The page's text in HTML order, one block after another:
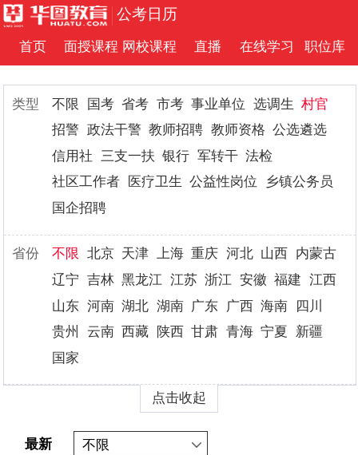
公考日历
首页 面授课程 网校课程 直播 在线学习 职位库
类型 不限 国考 省考 市考 事业单位 选调生
村官
招警 政法干警 教师招聘 教师资格 公选遴选
信用社 三支一扶 银行 军转干 法检
社区工作者
医疗卫生 公益性岗位
乡镇公务员
国企招聘
省份 不限 北京 天津 上海 重庆 河北 山西
内蒙古
辽宁 吉林 黑龙江 江苏 浙江 安徽 福建 江西
山东 河南 湖北 湖南 广东 广西 海南
四川
贵州
云南 西藏 陕西 甘肃 青海 宁夏
新疆
国家
点击收起
最新